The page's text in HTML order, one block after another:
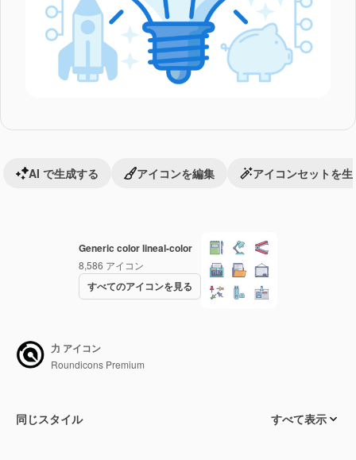
Generic color lineal-color
8,586 アイコン
すべてのアイコンを見る
AI で生成する アイコンを編集 アイコンセットを生
力 アイコン
Roundicons Premium
同じスタイル すべて表示